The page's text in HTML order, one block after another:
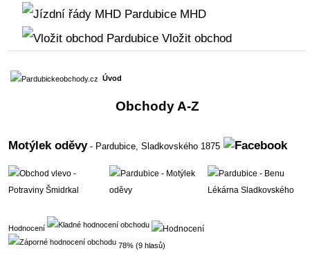
MHD
Vložit obchod
Úvod
Obchody A-Z
Motýlek oděvy- Pardubice,Sladkovského 1875
Hodnocení
78% (9 hlasů)